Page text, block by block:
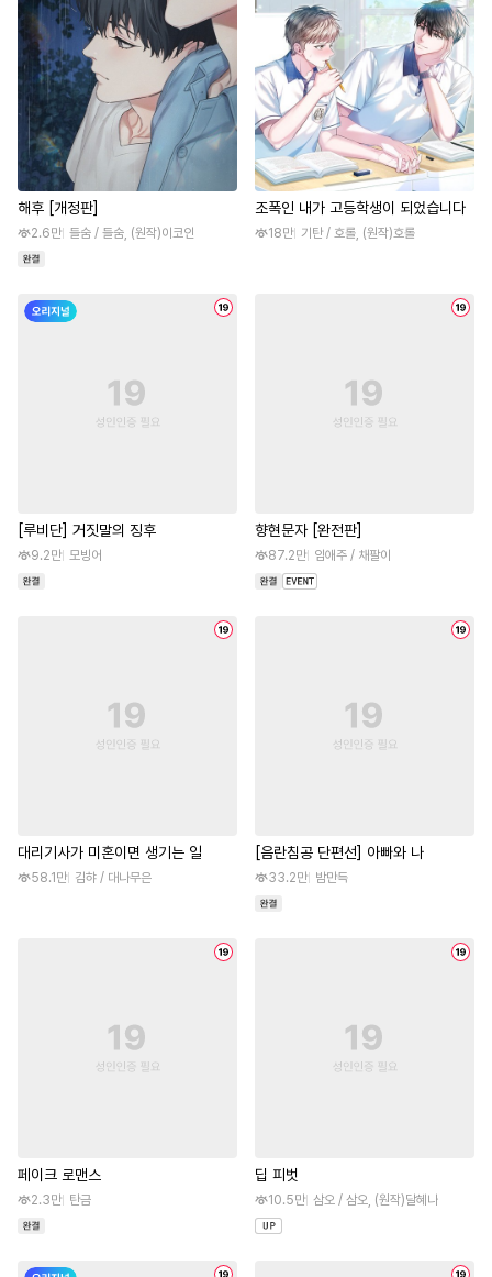
해후 [개정판]
2.6만 들숨 / 들숨, (원작)이코인
조폭인 내가 고등학생이 되었습니다
18만 기탄 / 호롤, (원작)호롤
[루비단] 거짓말의 징후
9.2만 모빙어
향현문자 [완전판]
87.2만 임애주 / 채팔이
대리기사가 미혼이면 생기는 일
58.1만 김햐 / 대나무은
[음란침공 단편선] 아빠와 나
33.2만 밤만득
페이크 로맨스
2.3만 탄금
딥 피벗
10.5만 삼오 / 삼오, (원작)달혜나